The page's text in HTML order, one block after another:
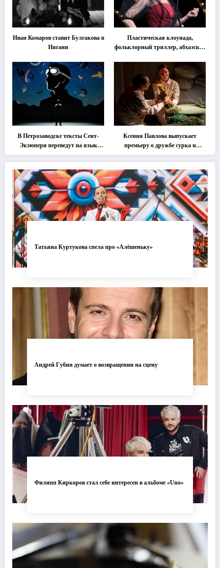
Иван Комаров ставит Булгакова в
Нягани
Пластическая клоунада,
фольклорный триллер, абхазская
втором этапе фестиваля
«Монокль»
В Петрозаводске тексты Сент-
Экзюпери переведут на язык
современной хореографии
Ксения Павлова выпускает
премьеру о дружбе сурка и
одуванчика
Татьяна Куртукова спела про «Алёшеньку»
Андрей Губин думает о возвращении на сцену
Филипп Киркоров стал себе интересен в альбоме «Uno»